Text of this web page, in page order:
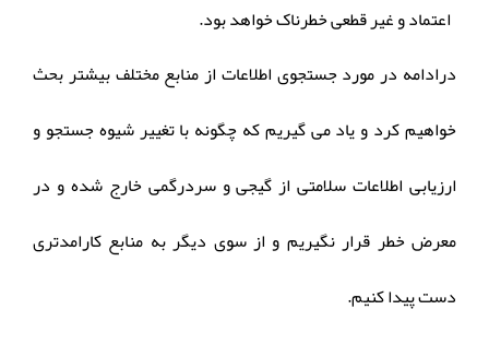
اعتماد و غیر قطعی خطرناک خواهد بود.
درادامه در مورد جستجوی اطلاعات از منابع مختلف بیشتر بحث
خواهیم کرد و یاد می گیریم که چگونه با تغییر شیوه جستجو و
ارزیابی اطلاعات سلامتی از گیجی و سردرگمی خارج شده و در
معرض خطر قرار نگیریم و از سوی دیگر به منابع کارامدتری
دست پیدا کنیم.